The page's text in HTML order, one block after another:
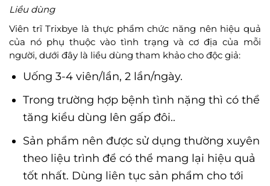
Liều dùng
Viên trĩ Trixbye là thực phẩm chức năng nên hiệu quả
của nó phụ thuộc vào tình trạng và cơ địa của mỗi
người, dưới đây là liều dùng tham khảo cho độc giả:
Uống 3-4 viên/lần, 2 lần/ngày.
Trong trường hợp bệnh tình nặng thì có thể
tăng kiều dùng lên gấp đôi..
Sản phẩm nên được sử dụng thường xuyên
theo liệu trình để có thể mang lại hiệu quả
tốt nhất. Dùng liên tục sản phẩm cho tới